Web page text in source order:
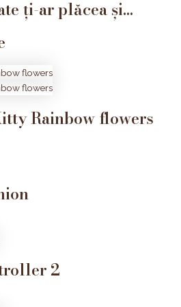
ți-ar plăcea și...
Rainbow flowers
2